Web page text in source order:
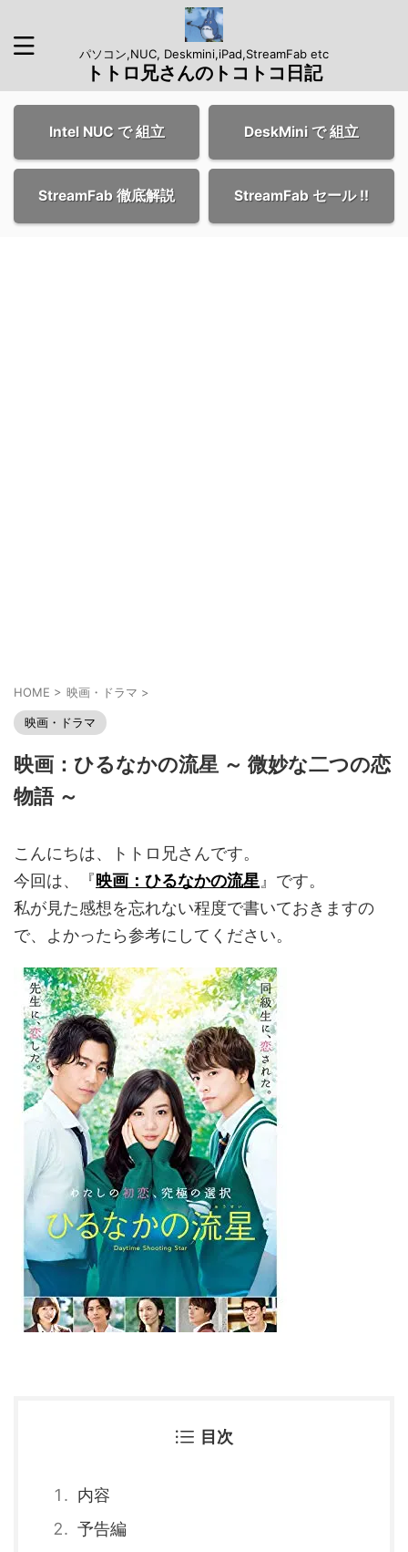
パソコン,NUC, Deskmini,iPad,StreamFab etc
トトロ兄さんのトコトコ日記
Intel NUC で 組立 DeskMini で 組立
StreamFab 徹底解説 StreamFab セール !!
HOME > 映画・ドラマ >
映画・ドラマ
映画：ひるなかの流星 ～ 微妙な二つの恋
物語 ～
こんにちは、トトロ兄さんです。
今回は、『 映画：ひるなかの流星 』です。
私が見た感想を忘れない程度で書いておきますの
で、よかったら参考にしてください。
目次
内容
予告編